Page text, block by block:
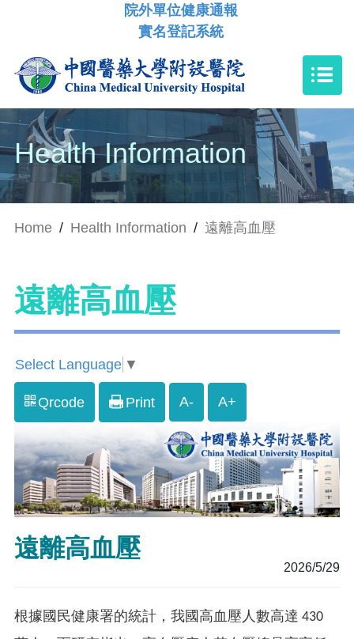
院外單位健康通報
實名登記系統
Health Information
Home / Health Information / 遠離高血壓
遠離高血壓
Select Language ▼
Qrcode Print A- A+
遠離高血壓
2026/5/29
根據國民健康署的統計，我國高血壓人數高達 430